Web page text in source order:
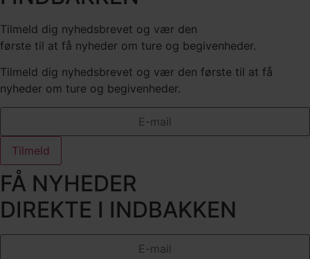
Tilmeld dig nyhedsbrevet og vær den
første til at få nyheder om ture og begivenheder.
Tilmeld dig nyhedsbrevet og vær den første til at få
nyheder om ture og begivenheder.
Tilmeld
FÅ NYHEDER
DIREKTE I INDBAKKEN